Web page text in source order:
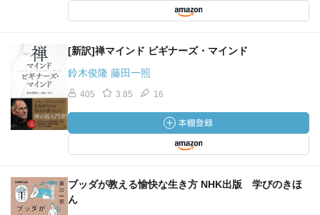
[新訳]禅マインド ビギナーズ・マインド
鈴木俊隆 藤田一照
405 3.85 16
ブッダが教える愉快な生き方 NHK出版 学びのきほ
ん